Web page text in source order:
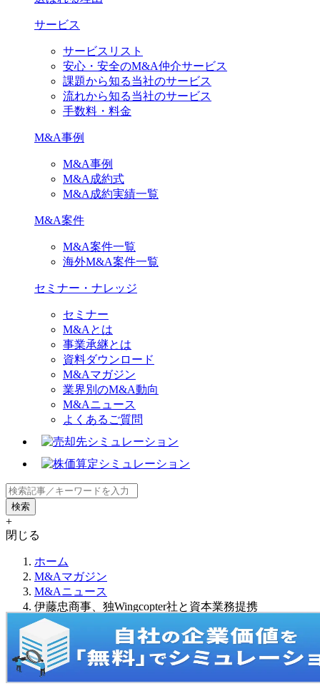
サービス
サービスリスト
安心・安全のM&A仲介サービス
課題から知る当社のサービス
流れから知る当社のサービス
手数料・料金
M&A事例
M&A事例
M&A成約式
M&A成約実績一覧
M&A案件
M&A案件一覧
海外M&A案件一覧
セミナー・ナレッジ
セミナー
M&Aとは
事業承継とは
資料ダウンロード
M&Aマガジン
業界別のM&A動向
M&Aニュース
よくあるご質問
+
閉じる
ホーム
M&Aマガジン
M&Aニュース
伊藤忠商事、独Wingcopter社と資本業務提携